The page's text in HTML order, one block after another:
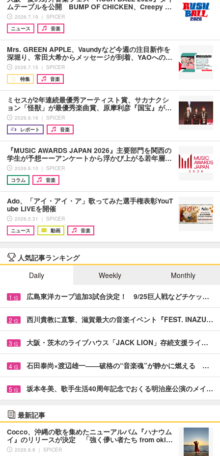
ムテーブルを公開 BUMP OF CHICKEN、Creepy …
2026.7.19 ｜ SPICER
ニュース
音楽
Mrs. GREEN APPLE、Vaundyなど今週の注目新作を
深堀り、常田大希からメッセージが到着、YAOへの…
2026.7.15 ｜ SPICER
特集
音楽
ミセスが2年連続最優秀アーティスト賞、サカナクシ
ョン「怪獣」が最優秀楽曲賞、原摩利彦『国宝』が…
2026.6.16 ｜ SPICER
レポート
音楽
『MUSIC AWARDS JAPAN 2026』主要部門を関西の
学生が予想ーーアンケートから浮かび上がる若年層…
2026.6.10 ｜ SPICER
コラム
音楽
Ado、「アイ・アイ・ア」歌ってみた選手権表彰YouT
ube LIVEを開催
2026.5.31 ｜ SPICER
ニュース
動画 音楽
人気記事ランキング
Daily
Weekly Monthly
1 位 広島東洋カープ追加3試合決定！ 9/25巨人戦などチケッ…
2 位 西川貴教に直撃、滋賀最大の音楽イベント『FEST. INAZU…
3 位 大阪・茨木のライブハウス「JACK LION」存続支援ライ…
4 位 石田泰尚×渡辺雄一――破格の“音楽魂”が静かに燃える …
5 位 坂本冬美、歌手生活40周年記念でおくる明治座公演のメイ…
最新記事
Cocco、沖縄の歌を集めたニューアルバム『ハナウム
イ』のリリースが決定 「強く儚い者たち from oki…
2026.8.8 ｜ SPICER